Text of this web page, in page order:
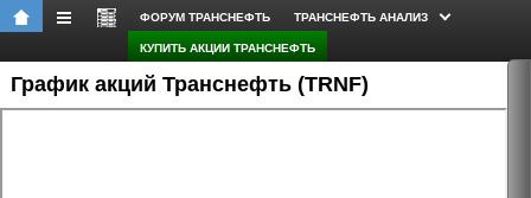
ФОРУМ ТРАНСНЕФТЬ ТРАНСНЕФТЬ АНАЛИЗ
КУПИТЬ АКЦИИ ТРАНСНЕФТЬ
График акций Транснефть (TRNF)